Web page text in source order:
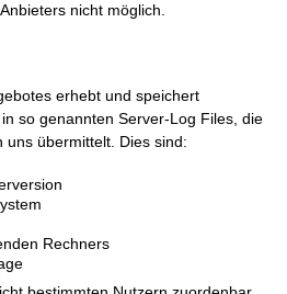
nicht möglich.
erhebt und speichert
so genannten Server-Log Files, die
uns übermittelt. Dies sind:
Rechners